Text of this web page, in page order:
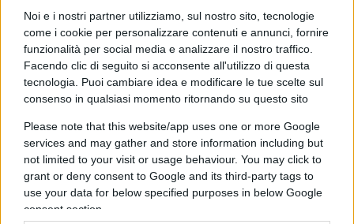
Noi e i nostri partner utilizziamo, sul nostro sito, tecnologie
come i cookie per personalizzare contenuti e annunci, fornire
funzionalità per social media e analizzare il nostro traffico.
Facendo clic di seguito si acconsente all'utilizzo di questa
tecnologia. Puoi cambiare idea e modificare le tue scelte sul
consenso in qualsiasi momento ritornando su questo sito
Please note that this website/app uses one or more Google
services and may gather and store information including but
not limited to your visit or usage behaviour. You may click to
grant or deny consent to Google and its third-party tags to
use your data for below specified purposes in below Google
consent section.
dell’esperienza di investimento “.
Se la Financial Conduct Authority dovesse
accelerare l’approvazione, i fondi negoziati su
blockchain potrebbero partire già entro la metà
del 2023.
La diffusione di fondi su
blockchain